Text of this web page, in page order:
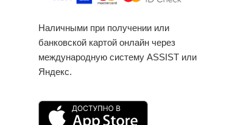
Наличными при получении или
банковской картой онлайн через
международную систему ASSIST или
Яндекс.